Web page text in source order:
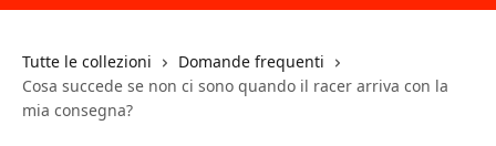
Tutte le collezioni
Domande frequenti
Cosa succede se non ci sono quando il racer arriva con la
mia consegna?